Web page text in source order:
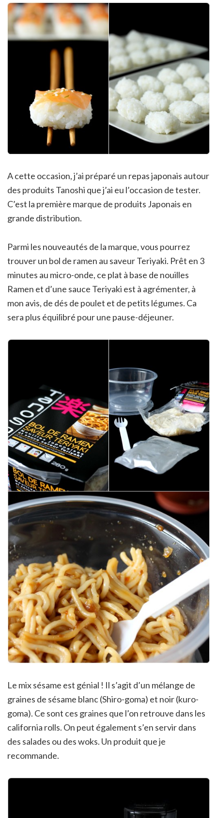
A cette occasion, j’ai préparé un repas japonais autour
des produits Tanoshi que j’ai eu l’occasion de tester.
C’est la première marque de produits Japonais en
grande distribution.
Parmi les nouveautés de la marque, vous pourrez
trouver un bol de ramen au saveur Teriyaki. Prêt en 3
minutes au micro-onde, ce plat à base de nouilles
Ramen et d’une sauce Teriyaki est à agrémenter, à
mon avis, de dés de poulet et de petits légumes. Ca
sera plus équilibré pour une pause-déjeuner.
Le mix sésame est génial ! Il s’agit d’un mélange de
graines de sésame blanc (Shiro-goma) et noir (kuro-
goma). Ce sont ces graines que l’on retrouve dans les
california rolls. On peut également s’en servir dans
des salades ou des woks. Un produit que je
recommande.